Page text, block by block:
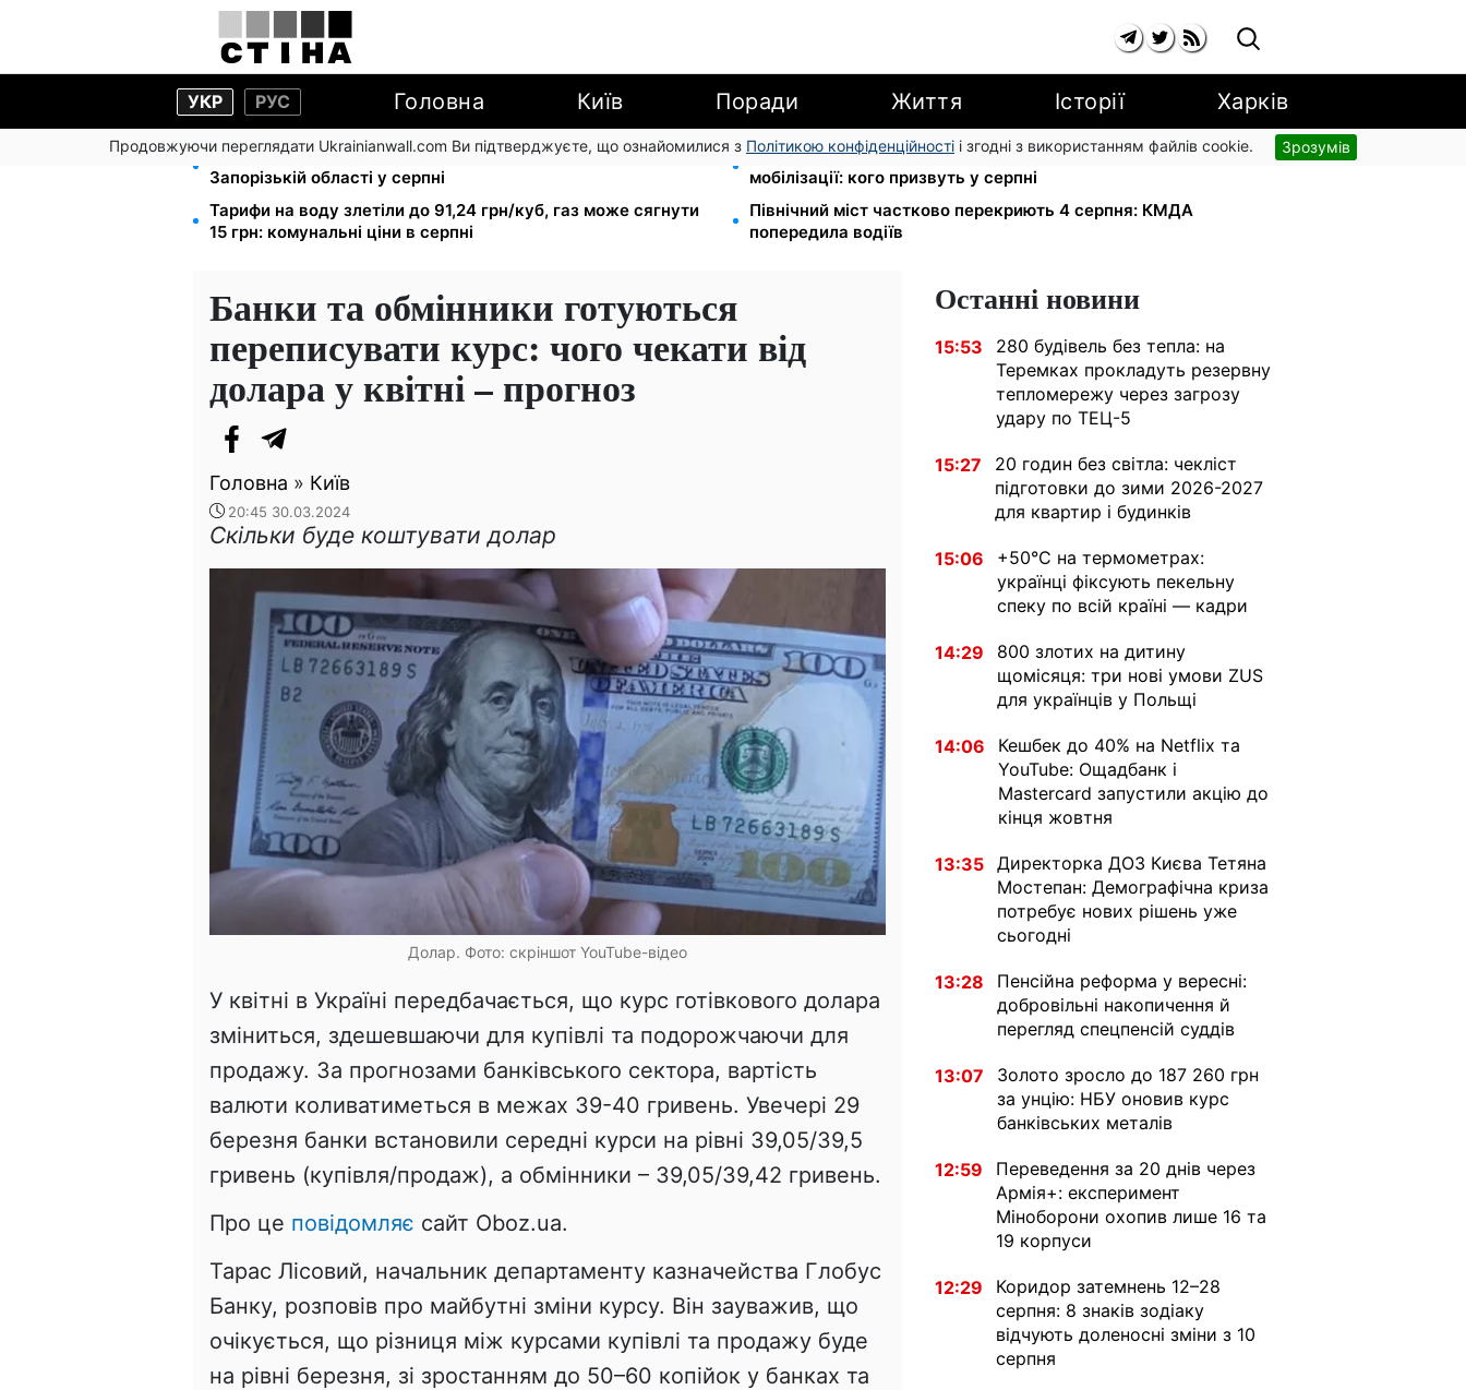
УКР РУС Головна Київ Поради Життя Історії Харків
Продовжуючи переглядати Ukrainianwall.com Ви підтверджуєте, що ознайомилися з Політикою конфіденційності і згодні з використанням файлів cookie. Зрозумів
1-2 набори гігієни на сім'ю: UNICEF роздає допомогу в
Запорізькій області у серпні
Студенти-заочники та вечірники втрачають відстрочку від
мобілізації: кого призвуть у серпні
Тарифи на воду злетіли до 91,24 грн/куб, газ може сягнути
15 грн: комунальні ціни в серпні
Північний міст частково перекриють 4 серпня: КМДА
попередила водіїв
Банки та обмінники готуються
переписувати курс: чого чекати від
долара у квітні – прогноз
Головна » Київ
20:45 30.03.2024
Скільки буде коштувати долар
Долар. Фото: скріншот YouTube-відео
У квітні в Україні передбачається, що курс готівкового долара
зміниться, здешевшаючи для купівлі та подорожчаючи для
продажу. За прогнозами банківського сектора, вартість
валюти коливатиметься в межах 39-40 гривень. Увечері 29
березня банки встановили середні курси на рівні 39,05/39,5
гривень (купівля/продаж), а обмінники – 39,05/39,42 гривень.
Про це повідомляє сайт Oboz.ua.
Тарас Лісовий, начальник департаменту казначейства Глобус
Банку, розповів про майбутні зміни курсу. Він зауважив, що
очікується, що різниця між курсами купівлі та продажу буде
на рівні березня, зі зростанням до 50–60 копійок у банках та
Останні новини
15:53
280 будівель без тепла: на
Теремках прокладуть резервну
тепломережу через загрозу
удару по ТЕЦ-5
15:27
20 годин без світла: чекліст
підготовки до зими 2026-2027
для квартир і будинків
15:06
+50°C на термометрах:
українці фіксують пекельну
спеку по всій країні — кадри
14:29
800 злотих на дитину
щомісяця: три нові умови ZUS
для українців у Польщі
14:06
Кешбек до 40% на Netflix та
YouTube: Ощадбанк і
Mastercard запустили акцію до
кінця жовтня
13:35 Директорка ДОЗ Києва Тетяна
Мостепан: Демографічна криза
потребує нових рішень уже
сьогодні
13:28
Пенсійна реформа у вересні:
добровільні накопичення й
перегляд спецпенсій суддів
13:07
Золото зросло до 187 260 грн
за унцію: НБУ оновив курс
банківських металів
12:59
Переведення за 20 днів через
Армія+: експеримент
Міноборони охопив лише 16 та
19 корпуси
12:29
Коридор затемнень 12–28
серпня: 8 знаків зодіаку
відчують доленосні зміни з 10
серпня